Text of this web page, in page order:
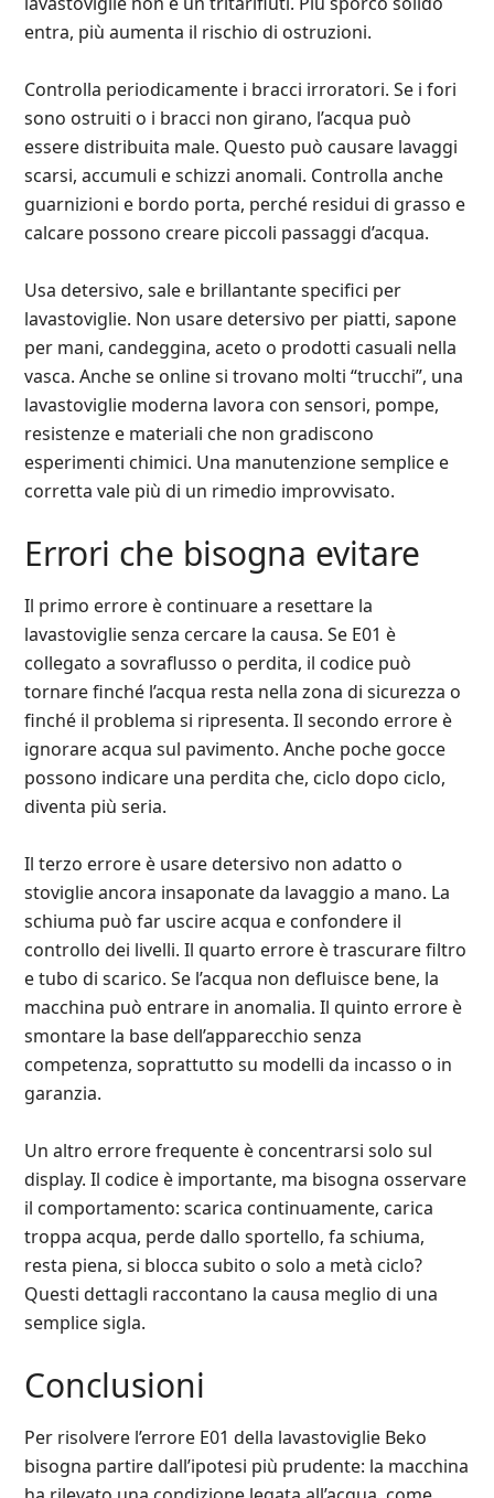
entra, più aumenta il rischio di ostruzioni.
Controlla periodicamente i bracci irroratori. Se i fori
sono ostruiti o i bracci non girano, l’acqua può
essere distribuita male. Questo può causare lavaggi
scarsi, accumuli e schizzi anomali. Controlla anche
guarnizioni e bordo porta, perché residui di grasso e
calcare possono creare piccoli passaggi d’acqua.
Usa detersivo, sale e brillantante specifici per
lavastoviglie. Non usare detersivo per piatti, sapone
per mani, candeggina, aceto o prodotti casuali nella
vasca. Anche se online si trovano molti “trucchi”, una
lavastoviglie moderna lavora con sensori, pompe,
resistenze e materiali che non gradiscono
esperimenti chimici. Una manutenzione semplice e
corretta vale più di un rimedio improvvisato.
Errori che bisogna evitare
Il primo errore è continuare a resettare la
lavastoviglie senza cercare la causa. Se E01 è
collegato a sovraflusso o perdita, il codice può
tornare finché l’acqua resta nella zona di sicurezza o
finché il problema si ripresenta. Il secondo errore è
ignorare acqua sul pavimento. Anche poche gocce
possono indicare una perdita che, ciclo dopo ciclo,
diventa più seria.
Il terzo errore è usare detersivo non adatto o
stoviglie ancora insaponate da lavaggio a mano. La
schiuma può far uscire acqua e confondere il
controllo dei livelli. Il quarto errore è trascurare filtro
e tubo di scarico. Se l’acqua non defluisce bene, la
macchina può entrare in anomalia. Il quinto errore è
smontare la base dell’apparecchio senza
competenza, soprattutto su modelli da incasso o in
garanzia.
Un altro errore frequente è concentrarsi solo sul
display. Il codice è importante, ma bisogna osservare
il comportamento: scarica continuamente, carica
troppa acqua, perde dallo sportello, fa schiuma,
resta piena, si blocca subito o solo a metà ciclo?
Questi dettagli raccontano la causa meglio di una
semplice sigla.
Conclusioni
Per risolvere l’errore E01 della lavastoviglie Beko
bisogna partire dall’ipotesi più prudente: la macchina